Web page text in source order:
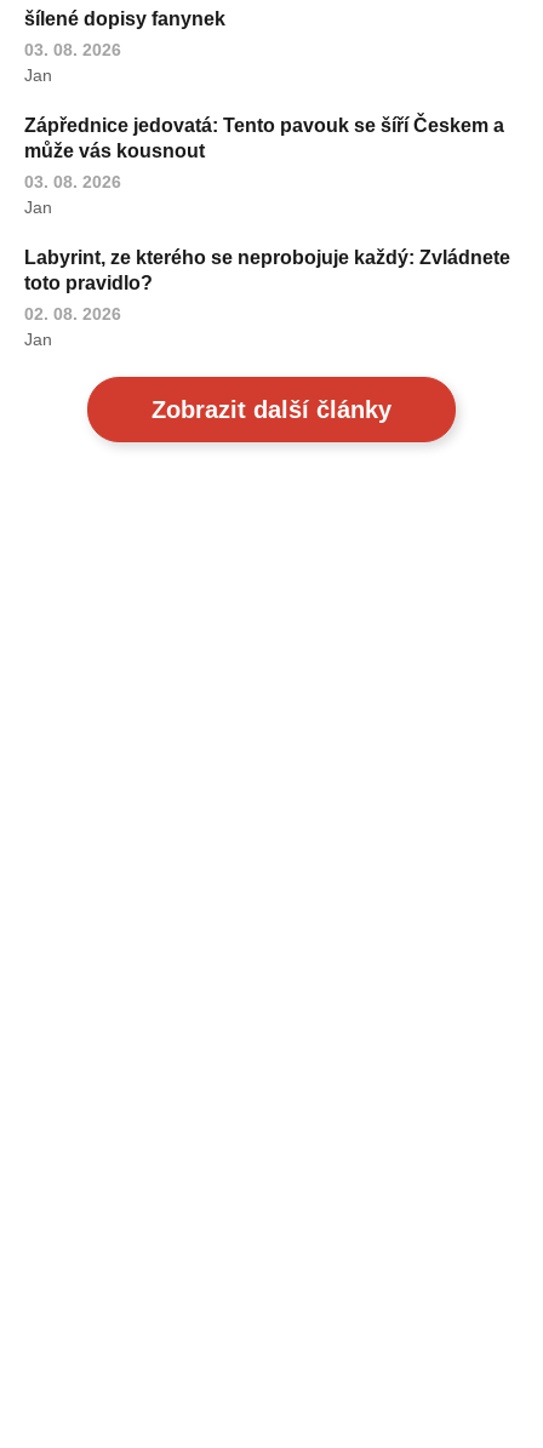
šílené dopisy fanynek
03. 08. 2026
Jan
Zápřednice jedovatá: Tento pavouk se šíří Českem a
může vás kousnout
03. 08. 2026
Jan
Labyrint, ze kterého se neprobojuje každý: Zvládnete
toto pravidlo?
02. 08. 2026
Jan
Zobrazit další články